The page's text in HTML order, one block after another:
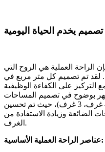
تصميم يخدم الحياة اليومية
الراحة العملية هي الروح التي
تسري في أوصال المنزل 108. لقد تم تصميم كل متر مربع في
التركيز على الكفاءة الوظيفية
يظهر بوضوح في تصميم المساحات
التي تم مناقشتها سابقاً (5 غرف، 4 غرف، 3 غرف)، حيث تم تحسين
الضائعة وزيادة الاستفادة من
الغرف.
عناصر الراحة العملية الأساسية: